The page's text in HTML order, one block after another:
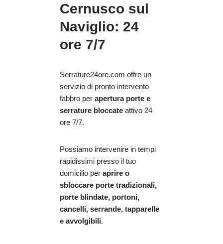
Cernusco sul
Naviglio: 24
ore 7/7
Serrature24ore.com offre un
servizio di pronto intervento
fabbro per apertura porte e
serrature bloccate attivo 24
ore 7/7.
Possiamo intervenire in tempi
rapidissimi presso il tuo
domicilio per aprire o
sbloccare porte tradizionali,
porte blindate, portoni,
cancelli, serrande, tapparelle
e avvolgibili.